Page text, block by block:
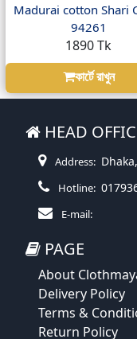
Madurai cotton Shari
94261
1890 Tk
কার্টে রাখুন
HEAD
Address:
Hotline:
E-mail:
PAGE
About
Delivery Policy
Terms &
Return Policy